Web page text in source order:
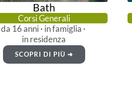
Bath
Corsi Generali
da 16 anni · in famiglia ·
in residenza
SCOPRI DI PIÙ ➜